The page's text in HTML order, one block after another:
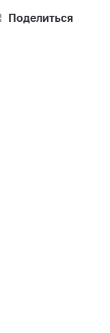
Поделиться